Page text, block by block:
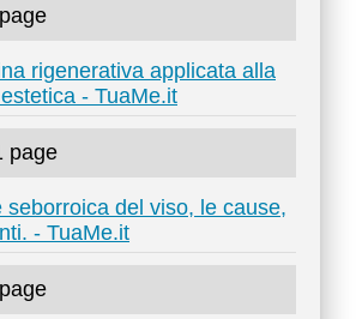
rigenerativa applicata alla
- TuaMe.it
page
seborroica del viso, le cause,
- TuaMe.it